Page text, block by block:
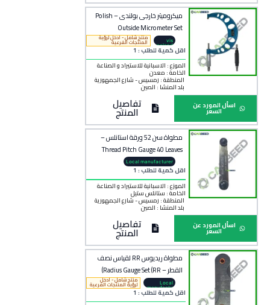
ميكروميتر خارجى بولندى – Polish
Outside Micrometer Set
vis
poland
منتج شامل - ادخل لرؤية
المنتجات الفرعية
اقل كمية للطلب : 1
الموزع : الاسبانية للاستيراد و الصناعة
الخامة : معدن
المنطقة : رمسيس - شارع الجمهورية
بلد المنشأ :الصين
اسأل المورد عن
السعر تفاصيل
المنتج
مطواة سن 52 ورقة استانلس –
Thread Pitch Gauge 40 Leaves
Local manufacturer
اقل كمية للطلب : 1
الموزع : الاسبانية للاستيراد و الصناعة
الخامة : ستانلس ستيل
المنطقة : رمسيس - شارع الجمهورية
بلد المنشأ :الصين
اسأل المورد عن
السعر تفاصيل
المنتج
مطواة ريديوس RR لقياس نصف
القطر – Radius Gauge Set (RR)
Local
manufactu
rer
منتج شامل - ادخل
لرؤية المنتجات الفرعية
اقل كمية للطلب : 1